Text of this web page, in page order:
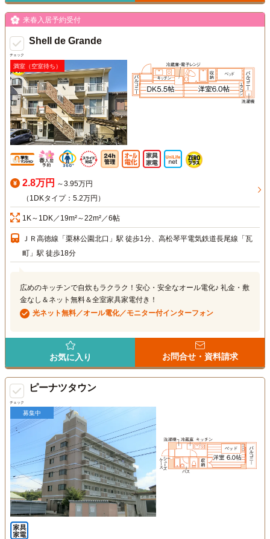
チェック
来春入居予約受付
Shell de Grande
満室（空室待ち）
2.8万円 ～3.95万円
（1DKタイプ：5.2万円）
1K～1DK／19m²～22m²／6帖
ＪＲ高徳線「栗林公園北口」駅 徒歩1分、高松琴平電気鉄道長尾線「瓦
町」駅 徒歩18分
広めのキッチンで自炊もラクラク！安心・安全なオール電化♪ 礼金・敷
金なし＆ネット無料＆全室家具家電付き！
光ネット無料／オール電化／モニター付インターフォン
お気に入り お問合せ・資料請求
チェック
ピーナツタウン
募集中